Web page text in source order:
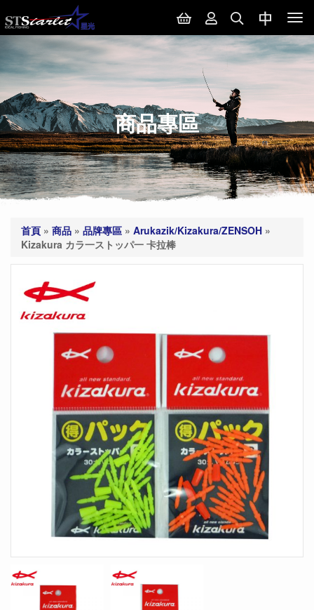
商品專區
首頁 » 商品 » 品牌專區 » Arukazik/Kizakura/ZENSOH »
Kizakura カラ一ストッパ一 卡拉棒